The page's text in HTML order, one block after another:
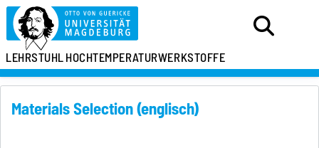
LEHRSTUHLHOCHTEMPERATURWERKSTOFFE
Materials Selection (englisch)